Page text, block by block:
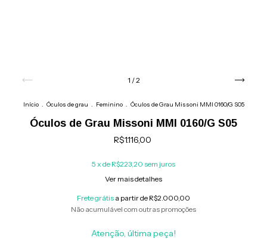
1 /2
Início . Óculos de grau . Feminino . Óculos de Grau Missoni MMI 0160/G S05
Óculos de Grau Missoni MMI 0160/G S05
R$1.116,00
5 x de R$223,20 sem juros
Ver mais detalhes
Frete grátis a partir de R$2.000,00
Não acumulável com outras promoções
Atenção, última peça!